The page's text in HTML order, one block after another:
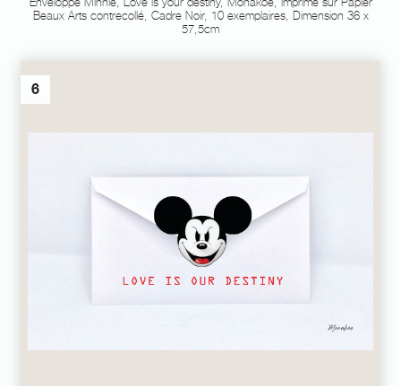
Beaux Arts contrecollé, Cadre Noir, 10 exemplaires, Dimension 36 x
57,5cm
6